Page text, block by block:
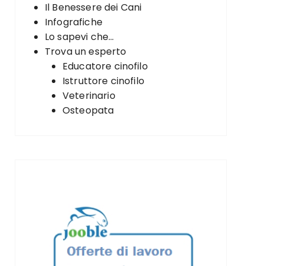
Il Benessere dei Cani
Infografiche
Lo sapevi che...
Trova un esperto
Educatore cinofilo
Istruttore cinofilo
Veterinario
Osteopata